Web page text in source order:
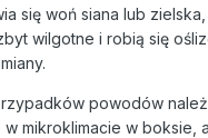
się woń siana lub
wilgotne i robią się
powodów
mikroklimacie w